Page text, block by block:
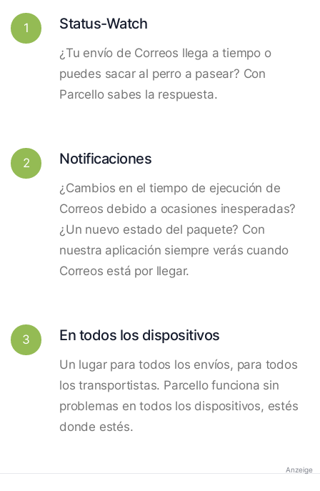
1 Status-Watch
¿Tu envío de Correos llega a tiempo o
puedes sacar al perro a pasear? Con
Parcello sabes la respuesta.
2 Notificaciones
¿Cambios en el tiempo de ejecución de
Correos debido a ocasiones inesperadas?
¿Un nuevo estado del paquete? Con
nuestra aplicación siempre verás cuando
Correos está por llegar.
3 En todos los dispositivos
Un lugar para todos los envíos, para todos
los transportistas. Parcello funciona sin
problemas en todos los dispositivos, estés
donde estés.
Anzeige